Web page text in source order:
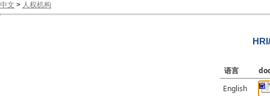
中文 > 人权机构
语言
English